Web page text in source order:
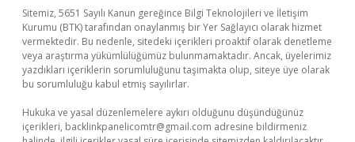
Sitemiz, 5651 Sayılı Kanun gereğince Bilgi Teknolojileri ve İletişim
Kurumu (BTK) tarafından onaylanmış bir Yer Sağlayıcı olarak hizmet
vermektedir. Bu nedenle, sitedeki içerikleri proaktif olarak denetleme
veya araştırma yükümlülüğümüz bulunmamaktadır. Ancak, üyelerimiz
yazdıkları içeriklerin sorumluluğunu taşımakta olup, siteye üye olarak
bu sorumluluğu kabul etmiş sayılırlar.
Hukuka ve yasal düzenlemelere aykırı olduğunu düşündüğünüz
içerikleri, backlinkpanelicomtr@gmail.com adresine bildirmeniz